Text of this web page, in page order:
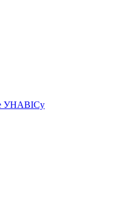
УНАВІСу